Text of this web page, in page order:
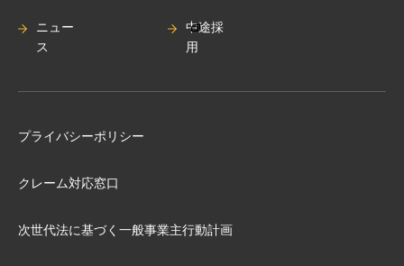
ニュー
ス
中途採
用
プライバシーポリシー
クレーム対応窓口
次世代法に基づく⼀般事業主⾏動計画